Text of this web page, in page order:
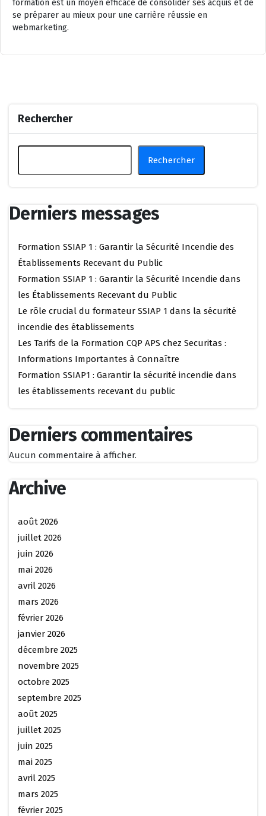
formation est un moyen efficace de consolider ses acquis et de
se préparer au mieux pour une carrière réussie en
webmarketing.
Rechercher
Rechercher
Derniers messages
Formation SSIAP 1 : Garantir la Sécurité Incendie des
Établissements Recevant du Public
Formation SSIAP 1 : Garantir la Sécurité Incendie dans
les Établissements Recevant du Public
Le rôle crucial du formateur SSIAP 1 dans la sécurité
incendie des établissements
Les Tarifs de la Formation CQP APS chez Securitas :
Informations Importantes à Connaître
Formation SSIAP1 : Garantir la sécurité incendie dans
les établissements recevant du public
Derniers commentaires
Aucun commentaire à afficher.
Archive
août 2026
juillet 2026
juin 2026
mai 2026
avril 2026
mars 2026
février 2026
janvier 2026
décembre 2025
novembre 2025
octobre 2025
septembre 2025
août 2025
juillet 2025
juin 2025
mai 2025
avril 2025
mars 2025
février 2025